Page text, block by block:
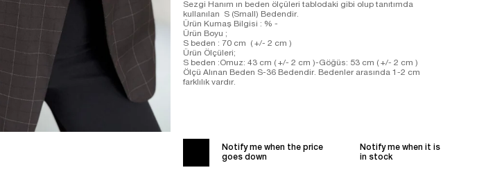
Sezgi Hanım ın beden ölçüleri tablodaki gibi olup tanıtımda
kullanılan S (Small) Bedendir.
Ürün Kumaş Bilgisi : % -
Ürün Boyu ;
S beden : 70 cm ( +/- 2 cm )
Ürün Ölçüleri;
S beden :Omuz: 43 cm ( +/- 2 cm )-Göğüs: 53 cm ( +/- 2 cm )
Ölçü Alınan Beden S-36 Bedendir. Bedenler arasında 1-2 cm
farklılık vardır.
Notify me when the price
goes down
Notify me when it is
in stock